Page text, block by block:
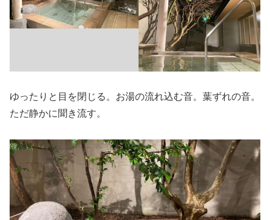
ゆったりと目を閉じる。お湯の流れ込む音。葉ずれの音。
ただ静かに聞き流す。